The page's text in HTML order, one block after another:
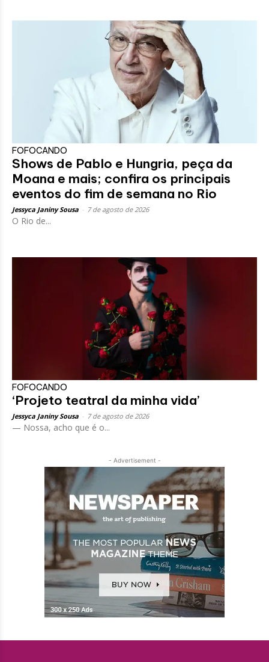
FOFOCANDO
Shows de Pablo e Hungria, peça da
Moana e mais; confira os principais
eventos do fim de semana no Rio
Jessyca Janiny Sousa 7 de agosto de 2026
O Rio de...
FOFOCANDO
‘Projeto teatral da minha vida’
Jessyca Janiny Sousa 7 de agosto de 2026
— Nossa, acho que é o...
- Advertisement -